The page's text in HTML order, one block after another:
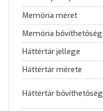
Memória méret
Memória bővíthetőség
Háttértár jellege
Háttértár mérete
Háttértár bővíthetőség